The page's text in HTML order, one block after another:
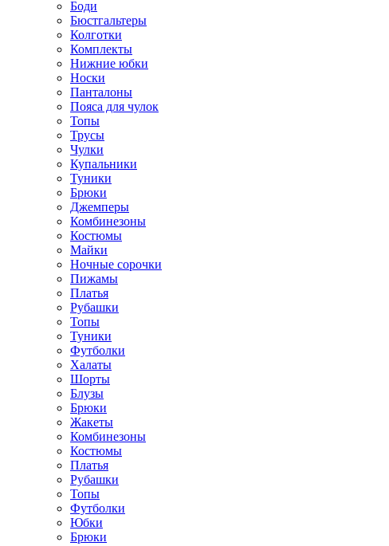
Боди
Бюстгальтеры
Колготки
Комплекты
Нижние юбки
Носки
Панталоны
Поясa для чулок
Топы
Трусы
Чулки
Купальники
Туники
Брюки
Джемперы
Комбинезоны
Костюмы
Майки
Ночные сорочки
Пижамы
Платья
Рубашки
Топы
Туники
Футболки
Халаты
Шорты
Блузы
Брюки
Жакеты
Комбинезоны
Костюмы
Платья
Рубашки
Топы
Футболки
Юбки
Брюки